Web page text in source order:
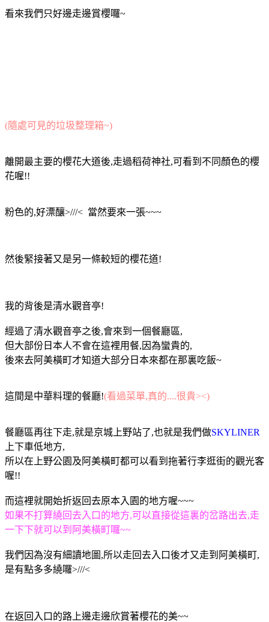
看來我們只好邊走邊賞櫻囉~
(隨處可見的垃圾整理箱~)
離開最主要的櫻花大道後,走過稻荷神社,可看到不同顏色的櫻
花喔!!
粉色的,好漂釀>///< 當然要來一張~~~
然後緊接著又是另一條較短的櫻花道!
我的背後是清水觀音亭!
經過了清水觀音亭之後,會來到一個餐廳區,
但大部份日本人不會在這裡用餐,因為蠻貴的,
後來去阿美橫町才知道大部分日本來都在那裏吃飯~
這間是中華料理的餐廳!(看過菜單,真的....很貴><)
餐廳區再往下走,就是京城上野站了,也就是我們做SKYLINER
上下車低地方,
所以在上野公園及阿美橫町都可以看到拖著行李逛街的觀光客
喔!!
而這裡就開始折返回去原本入園的地方喔~~~
如果不打算繞回去入口的地方,可以直接從這裏的岔路出去,走
一下下就可以到阿美橫町囉~~
我們因為沒有細讀地圖,所以走回去入口後才又走到阿美橫町,
是有點多多繞囉>///<
在返回入口的路上邊走邊欣賞著櫻花的美~~